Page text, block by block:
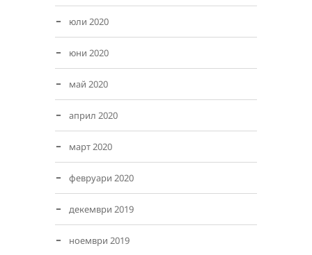
юли 2020
юни 2020
май 2020
април 2020
март 2020
февруари 2020
декември 2019
ноември 2019